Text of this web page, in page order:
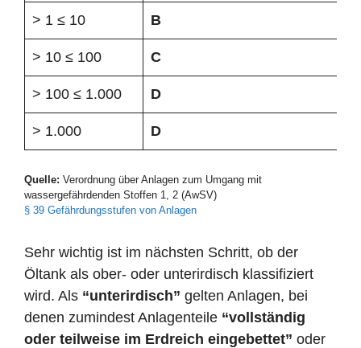
> 1 ≤ 10 B
> 10 ≤ 100 C
> 100 ≤ 1.000 D
> 1.000 D
Quelle: Verordnung über Anlagen zum Umgang mit
wassergefährdenden Stoffen 1, 2 (AwSV)
§ 39 Gefährdungsstufen von Anlagen
Sehr wichtig ist im nächsten Schritt, ob der
Öltank als ober- oder unterirdisch klassifiziert
wird. Als “unterirdisch” gelten Anlagen, bei
denen zumindest Anlagenteile “vollständig
oder teilweise im Erdreich eingebettet” oder